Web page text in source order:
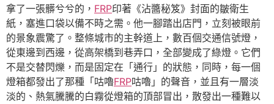
拿了一張髒兮兮的， FRP印著《沾醬秘笈》封面的皺衛生
紙，塞進口袋以備不時之需。他一腳踏出店門，立刻被眼前
的景象震驚了。整條城市的主幹道上，數百個交通信號燈，
從東邊到西邊，從高架橋到巷弄口，全部變成了綠燈。它們
不是交替閃爍，而是固定在「通行」的狀態，同時，每一個
燈箱都發出了那種「咕嚕FRP咕嚕」的聲音，並且有一層淡
淡的、熱氣騰騰的白霧從燈箱的頂部冒出，散發出一種難以